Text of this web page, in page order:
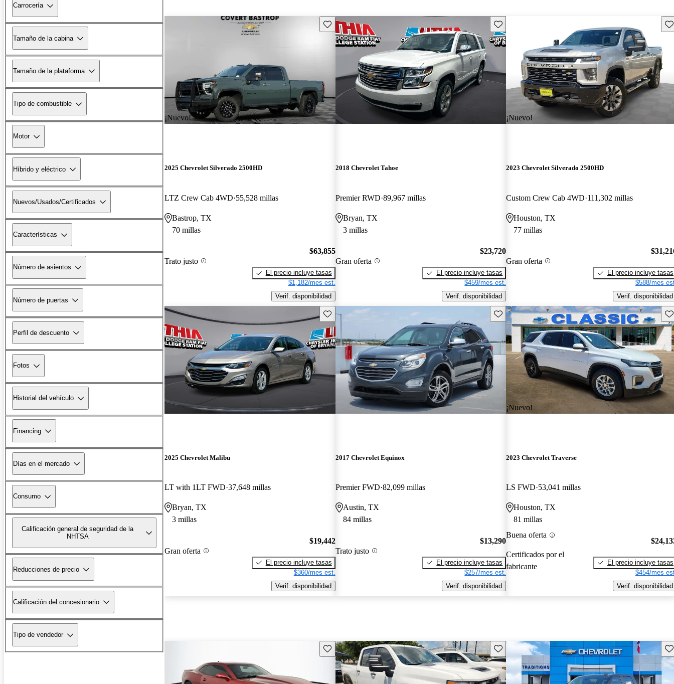
Carrocería
Tamaño de la cabina
Tamaño de la plataforma
Tipo de combustible
Motor
Híbrido y eléctrico
Nuevos/Usados/Certificados
Características
Número de asientos
Número de puertas
Perfil de descuento
Fotos
Historial del vehículo
Financing
Días en el mercado
Consumo
Calificación general de seguridad de la
NHTSA
Reducciones de precio
Calificación del concesionario
Tipo de vendedor
¡Nuevo!
Guarda este Aviso
2025 Chevrolet Silverado 2500HD
LTZ Crew Cab 4WD 55,528 millas
Bastrop, TX
70 millas
Trato justo
$63,855
El precio incluye tasas
$1,182/mes est.
Verif. disponibilidad
Guarda este Aviso
2018 Chevrolet Tahoe
Premier RWD 89,967 millas
Bryan, TX
3 millas
Gran oferta
$23,720
El precio incluye tasas
$459/mes est.
Verif. disponibilidad
¡Nuevo!
2023 Chevrolet Silverado 2500HD
Custom Crew Cab 4WD 111,302 millas
Houston, TX
77 millas
Gran oferta
El precio incluye tasas
$588/mes
Verif. disponibilidad
Guarda este Aviso
2025 Chevrolet Malibu
LT with 1LT FWD 37,648 millas
Bryan, TX
3 millas
Gran oferta
$19,442
El precio incluye tasas
$360/mes est.
Verif. disponibilidad
Guarda este Aviso
2017 Chevrolet Equinox
Premier FWD 82,099 millas
Austin, TX
84 millas
Trato justo
$13,290
El precio incluye tasas
$257/mes est.
Verif. disponibilidad
¡Nuevo!
2023 Chevrolet Traverse
LS FWD 53,041 millas
Houston, TX
81 millas
Buena oferta
Certificados por el
fabricante
El precio incluye tasas
$454/mes
Verif. disponibilidad
Guarda este Aviso Guarda este Aviso